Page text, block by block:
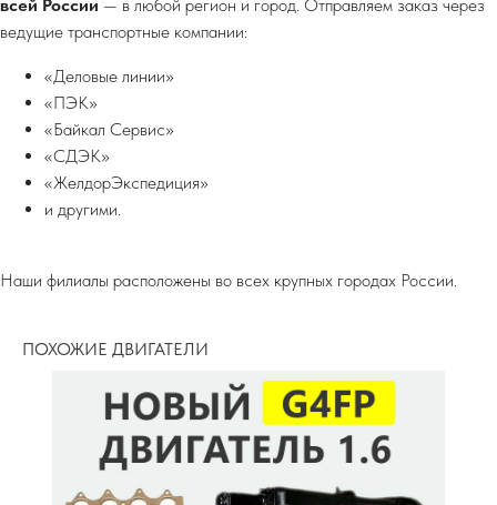
всей России — в любой регион и город. Отправляем заказ через
ведущие транспортные компании:
«Деловые линии»
«ПЭК»
«Байкал Сервис»
«СДЭК»
«ЖелдорЭкспедиция»
и другими.
Наши филиалы расположены во всех крупных городах России.
ПОХОЖИЕ ДВИГАТЕЛИ